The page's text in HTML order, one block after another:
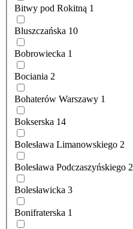
Bitwy pod Rokitną 1
Bluszczańska 10
Bobrowiecka 1
Bociania 2
Bohaterów Warszawy 1
Bokserska 14
Bolesława Limanowskiego 2
Bolesława Podczaszyńskiego 2
Bolesławicka 3
Bonifraterska 1